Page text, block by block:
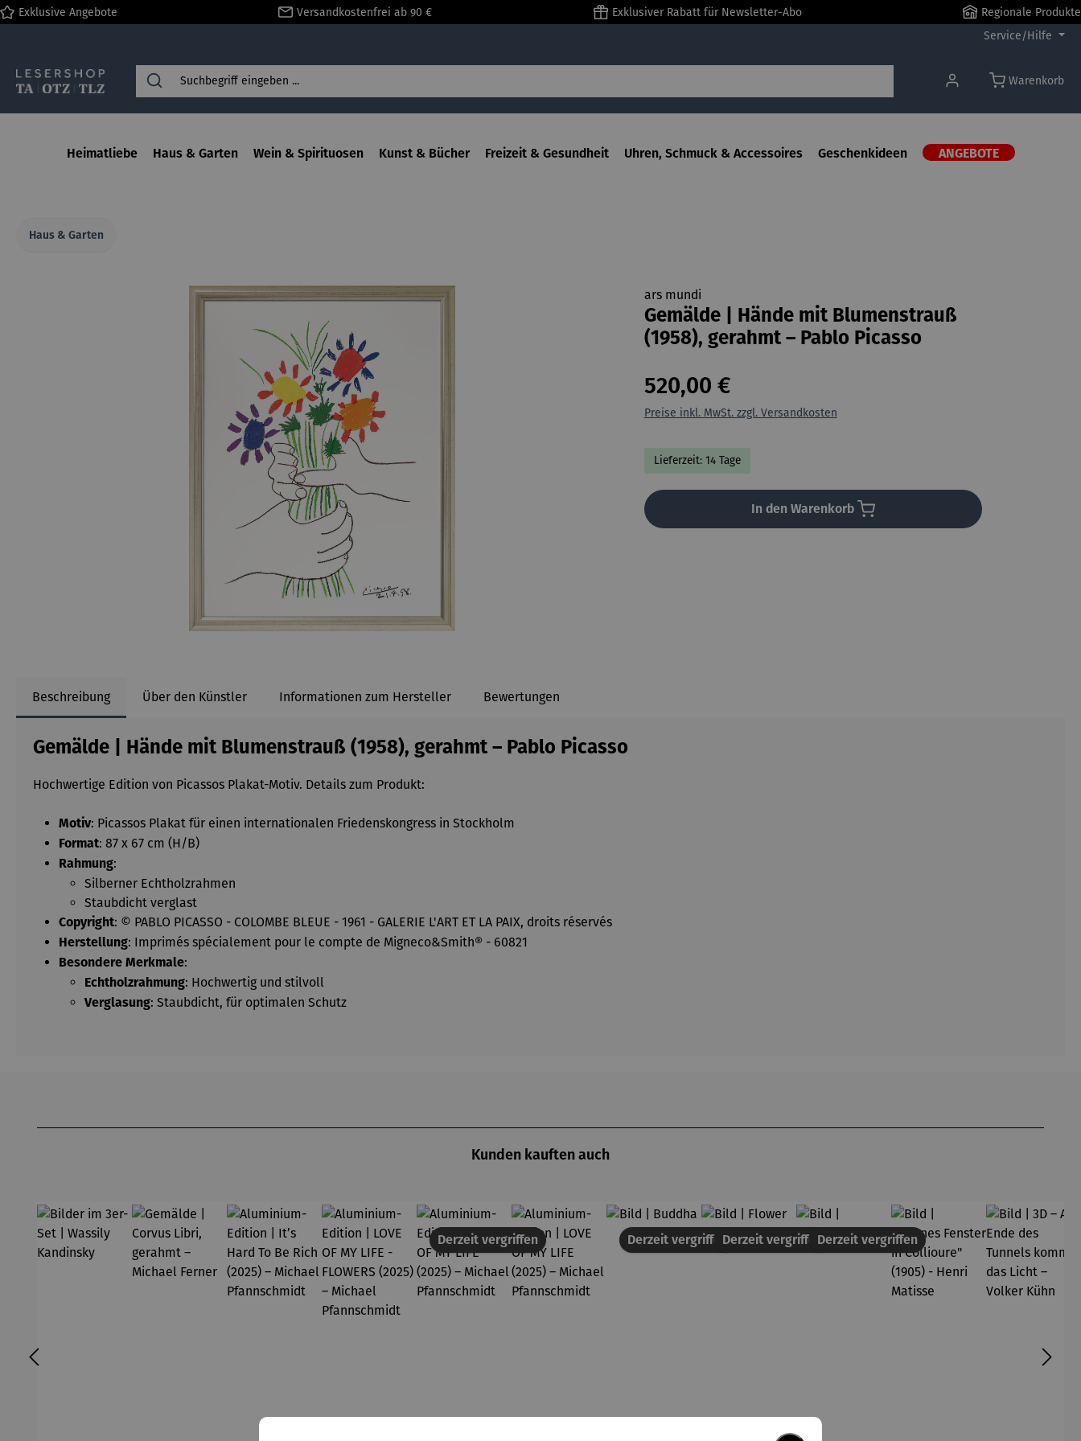
Zur Hauptnavigation springen
Exklusive Angebote Versandkostenfrei ab 90 € Exklusiver Rabatt für Newsletter-Abo
Regionale Produkte
Service/Hilfe
Warenkorb
Heimatliebe Haus & Garten Wein & Spirituosen Kunst & Bücher Freizeit & Gesundheit Uhren, Schmuck & Accessoires Geschenkideen ANGEBOTE
Haus & Garten
ars mundi
Gemälde | Hände mit Blumenstrauß
(1958), gerahmt – Pablo Picasso
520,00 €
Preise inkl. MwSt. zzgl. Versandkosten
Lieferzeit: 14 Tage
In den Warenkorb
Beschreibung Über den Künstler Informationen zum Hersteller Bewertungen
Gemälde | Hände mit Blumenstrauß (1958), gerahmt – Pablo Picasso
Hochwertige Edition von Picassos Plakat-Motiv. Details zum Produkt:
Motiv: Picassos Plakat für einen internationalen Friedenskongress in Stockholm
Format: 87 x 67 cm (H/B)
Rahmung:
Silberner Echtholzrahmen
Staubdicht verglast
Copyright: © PABLO PICASSO - COLOMBE BLEUE - 1961 - GALERIE L'ART ET LA PAIX, droits réservés
Herstellung: Imprimés spécialement pour le compte de Migneco&Smith® - 60821
Besondere Merkmale:
Echtholzrahmung: Hochwertig und stilvoll
Verglasung: Staubdicht, für optimalen Schutz
Kunden kauften auch
Derzeit vergriffen Derzeit vergriffenDerzeit vergriffenDerzeit vergriffen